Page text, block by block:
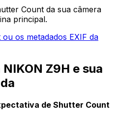
Count da sua câmera
principal.
os metadados EXIF da
Z9H e sua
de Shutter Count